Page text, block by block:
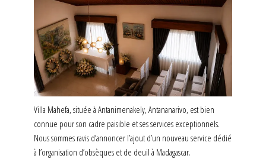
Villa Mahefa, située à Antanimenakely, Antananarivo, est bien
connue pour son cadre paisible et ses services exceptionnels.
Nous sommes ravis d’annoncer l’ajout d’un nouveau service dédié
à l’organisation d’obsèques et de deuil à Madagascar.